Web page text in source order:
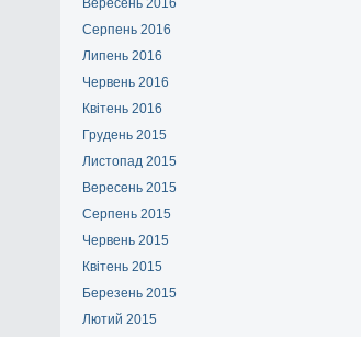
Вересень 2016
Серпень 2016
Липень 2016
Червень 2016
Квітень 2016
Грудень 2015
Листопад 2015
Вересень 2015
Серпень 2015
Червень 2015
Квітень 2015
Березень 2015
Лютий 2015